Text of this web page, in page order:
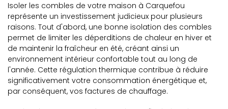
Isoler les combles de votre maison à Carquefou
représente un investissement judicieux pour plusieurs
raisons. Tout d'abord, une bonne isolation des combles
permet de limiter les déperditions de chaleur en hiver et
de maintenir la fraîcheur en été, créant ainsi un
environnement intérieur confortable tout au long de
l'année. Cette régulation thermique contribue à réduire
significativement votre consommation énergétique et,
par conséquent, vos factures de chauffage.